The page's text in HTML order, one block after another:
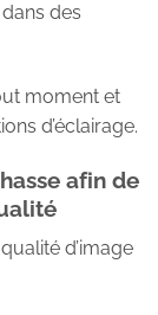
des
moment et
d’éclairage.
afin de
d’image